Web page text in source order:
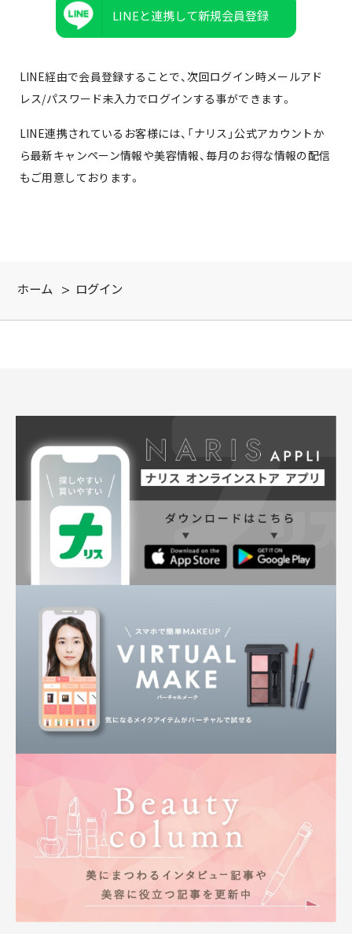
LINEと連携して新規会員登録
LINE経由で会員登録することで、次回ログイン時メールアド
レス/パスワード未入力でログインする事ができます。
LINE連携されているお客様には、「ナリス」公式アカウントか
ら最新キャンペーン情報や美容情報、毎月のお得な情報の配信
もご用意しております。
ホーム > ログイン